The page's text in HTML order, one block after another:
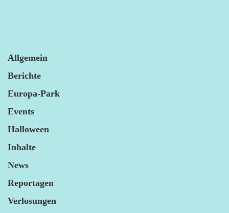
Allgemein
Berichte
Europa-Park
Events
Halloween
Inhalte
News
Reportagen
Verlosungen